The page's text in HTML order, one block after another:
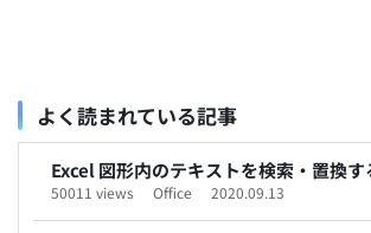
よく読まれている記事
Excel 図形内のテキストを検索・置換す
50011 views Office 2020.09.13